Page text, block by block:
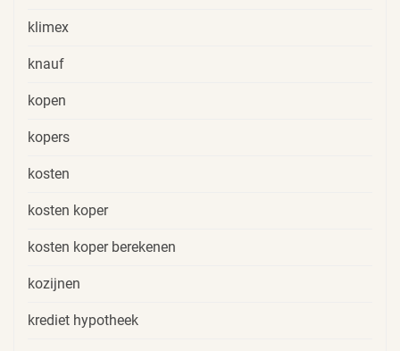
klimex
knauf
kopen
kopers
kosten
kosten koper
kosten koper berekenen
kozijnen
krediet hypotheek